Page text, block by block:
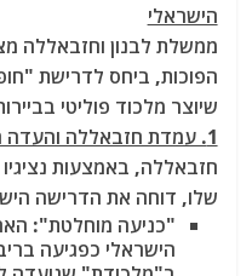
הישראלי
ממשלת לבנון וחזבאללה
הפוכות, ביחס לדרישת
שיוצר מלכוד פוליטי
1. עמדת חזבאללה והעדה השיעית (נביה ברי)
חזבאללה, באמצעות
שלו, דוחה את הדרישה
"כניעה מוחלטת":
הישראלי כפגיעה